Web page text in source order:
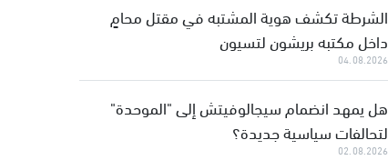
الشرطة تكشف هوية المشتبه في مقتل محامٍ
داخل مكتبه بريشون لتسيون
04.08.2026
هل يمهد انضمام سيجالوفيتش إلى "الموحدة"
لتحالفات سياسية جديدة؟
02.08.2026